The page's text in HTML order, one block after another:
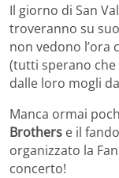
Il giorno di San
troveranno su
non vedono
(tutti sperano che
dalle loro mogli
Manca ormai
Brothers e il
organizzato la
concerto!